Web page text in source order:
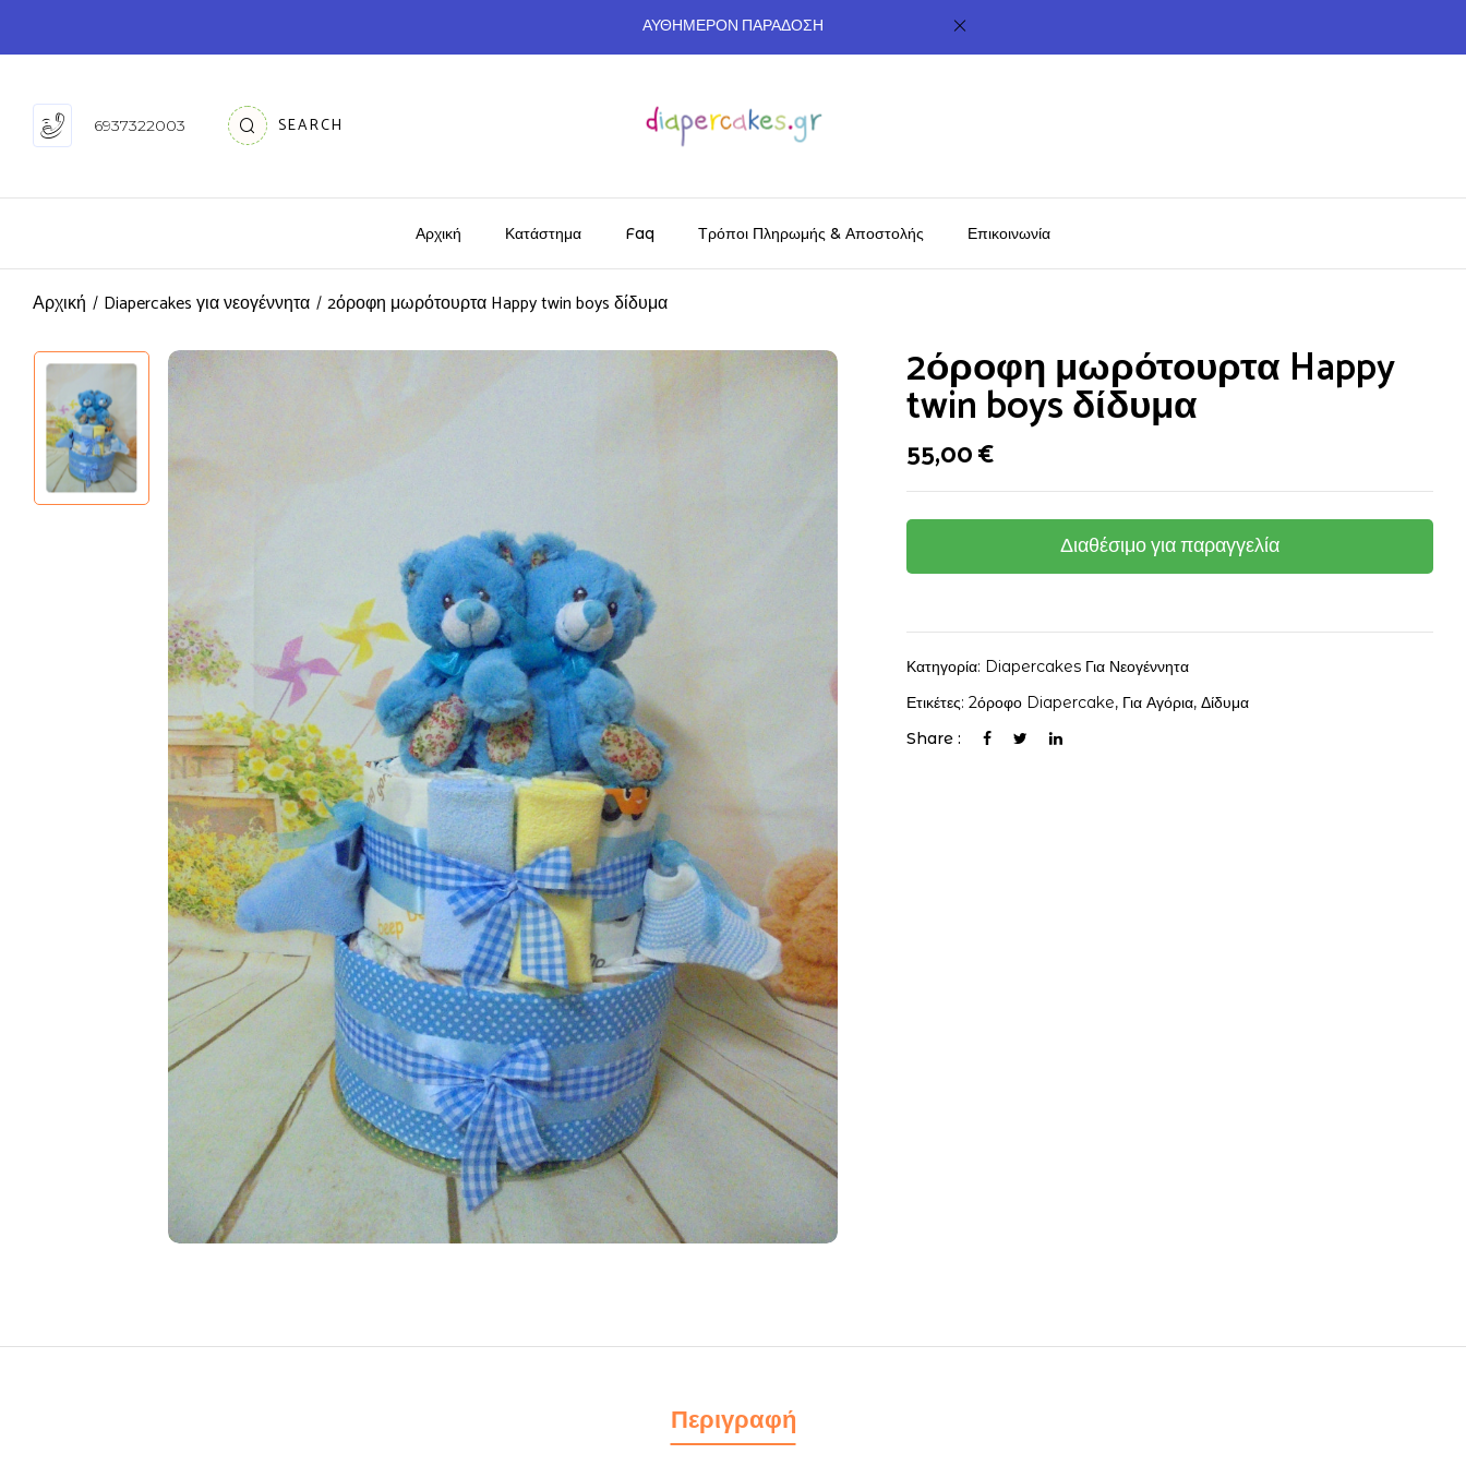
ΑΥΘΗΜΕΡΟΝ ΠΑΡΑΔΟΣΗ
6937322003 SEARCH
Αρχική Κατάστημα Faq Τρόποι Πληρωμής & Αποστολής Επικοινωνία
Αρχική Diapercakes για νεογέννητα 2όροφη μωρότουρτα Happy twin boys δίδυμα
2όροφη μωρότουρτα Happy
twin boys δίδυμα
55,00€
Διαθέσιμο για παραγγελία
Κατηγορία: Diapercakes Για Νεογέννητα
Ετικέτες:2όροφο Diapercake, Για Αγόρια,Δίδυμα
Share :
Περιγραφή